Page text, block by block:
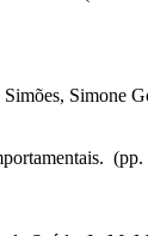
Simone